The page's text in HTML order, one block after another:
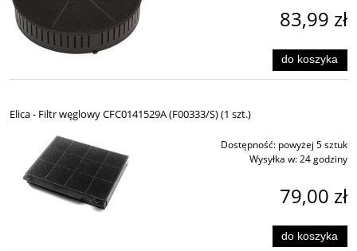
83,99 zł
do koszyka
Elica - Filtr węglowy CFC0141529A (F00333/S) (1 szt.)
Dostępność: powyżej 5 sztuk
Wysyłka w:24 godziny
79,00 zł
do koszyka